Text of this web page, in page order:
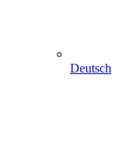
Deutsch